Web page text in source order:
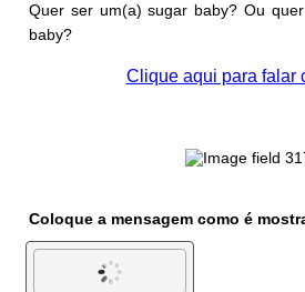
Quer ser um(a) sugar baby? Ou
baby?
Clique aqui para falar
Coloque a mensagem como é